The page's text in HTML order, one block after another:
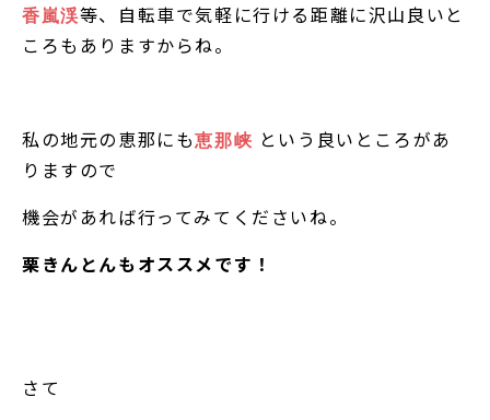
香嵐渓等、自転車で気軽に行ける距離に沢山良いと
ころもありますからね。
私の地元の恵那にも恵那峡 という良いところがあ
りますので
機会があれば行ってみてくださいね。
栗きんとんもオススメです！
さて